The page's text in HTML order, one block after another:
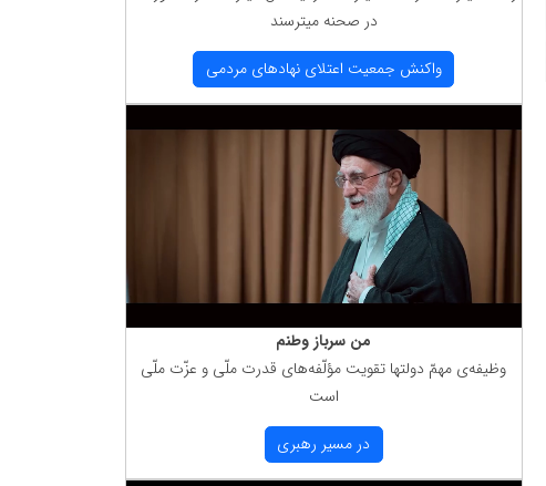
در صحنه میترسند
واكنش جمعیت اعتلای نهادهای مردمی
من سرباز وطنم
وظیفه‌ی مهمّ دولتها تقویت مؤلّفه‌های قدرت ملّی و عزّت ملّی
است
در مسیر رهبری